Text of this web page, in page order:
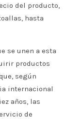
del producto,
hasta
se unen a esta
productos
según
internacional
años, las
de